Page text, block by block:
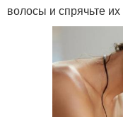
волосы и спрячьте